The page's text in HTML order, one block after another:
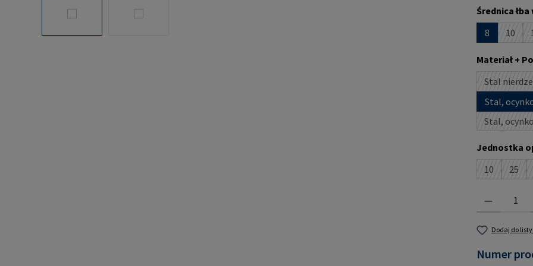
Wybierz
Średnica łba
8
10
(Ta
Wybierz
Materiał +
Stal
Stal,
Stal,
Wybierz
Jednostka
10
(Ta opcja
25
(Ta
Dodaj do
Numer